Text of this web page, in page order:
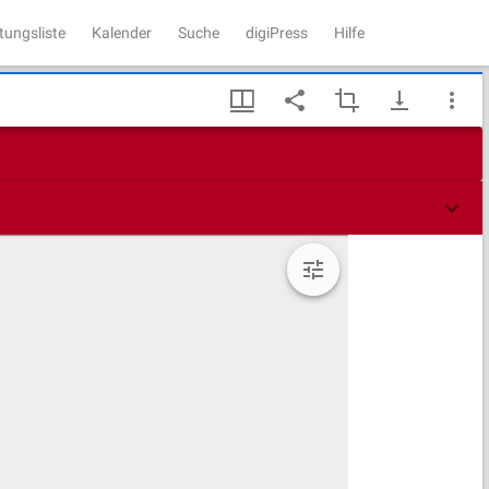
Kalender Suche digiPress Hilfe